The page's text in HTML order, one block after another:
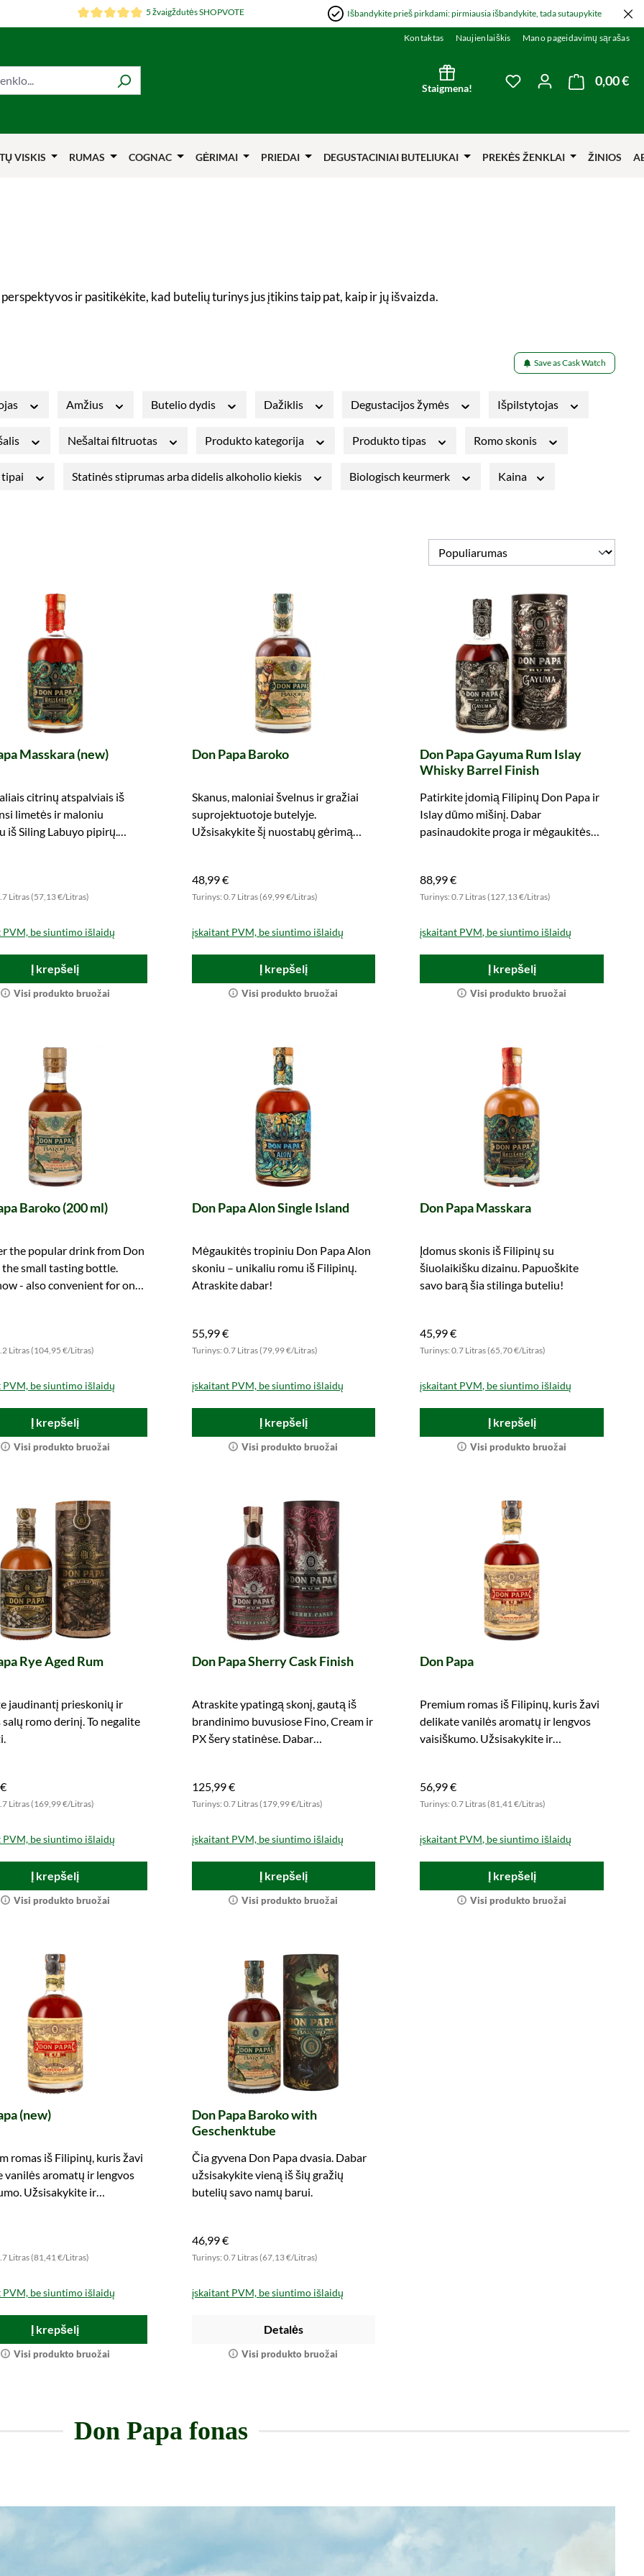
5 žvaigždutės SHOPVOTE Išbandykite prieš pirkdami: pirmiausia išbandykite, tada sutaupykite
Kontaktas Naujienlaiškis Mano pageidavimų sąrašas
Staigmena!
You have 0 wishlist
0,00 €
VISKIS RUMAS COGNAC GĖRIMAI PRIEDAI DEGUSTACINIAI BUTELIUKAI PREKĖS ŽENKLAI ŽINIOS
ir pasitikėkite, kad butelių turinys jus įtikins taip pat, kaip ir jų išvaizda.
Save as Cask Watch
Amžius Butelio dydis Dažiklis Degustacijos žymės Išpilstytojas
Nešaltai filtruotas Produkto kategorija Produkto tipas Romo skonis
Statinės stiprumas arba didelis alkoholio kiekis Biologisch keurmerk Kaina
Masskara (new)
citrinų atspalviais iš
limetės ir maloniu
iš Siling Labuyo pipirų.
Litras (57,13 €/Litras)
PVM, be siuntimo išlaidų
Į krepšelį
Visi produkto bruožai
Don Papa Baroko
Skanus, maloniai švelnus ir gražiai
suprojektuotoje butelyje.
Užsisakykite šį nuostabų gėrimą
48,99 €
Turinys: 0.7 Litras (69,99 €/Litras)
įskaitant PVM, be siuntimo išlaidų
Į krepšelį
Visi produkto bruožai
Don Papa Gayuma Rum Islay
Whisky Barrel Finish
Patirkite įdomią Filipinų Don Papa ir
Islay dūmo mišinį. Dabar
pasinaudokite proga ir mėgaukitės
88,99 €
Turinys: 0.7 Litras (127,13 €/Litras)
įskaitant PVM, be siuntimo išlaidų
Į krepšelį
Visi produkto bruožai
Baroko (200 ml)
the popular drink from Don
the small tasting bottle.
- also convenient for on-
Litras (104,95 €/Litras)
PVM, be siuntimo išlaidų
Į krepšelį
Visi produkto bruožai
Don Papa Alon Single Island
Mėgaukitės tropiniu Don Papa Alon
skoniu – unikaliu romu iš Filipinų.
Atraskite dabar!
55,99 €
Turinys: 0.7 Litras (79,99 €/Litras)
įskaitant PVM, be siuntimo išlaidų
Į krepšelį
Visi produkto bruožai
Don Papa Masskara
Įdomus skonis iš Filipinų su
šiuolaikišku dizainu. Papuoškite
savo barą šia stilinga buteliu!
45,99 €
Turinys: 0.7 Litras (65,70 €/Litras)
įskaitant PVM, be siuntimo išlaidų
Į krepšelį
Visi produkto bruožai
Rye Aged Rum
jaudinantį prieskonių ir
salų romo derinį. To negalite
Litras (169,99 €/Litras)
PVM, be siuntimo išlaidų
Į krepšelį
Visi produkto bruožai
Don Papa Sherry Cask Finish
Atraskite ypatingą skonį, gautą iš
brandinimo buvusiose Fino, Cream ir
PX šery statinėse. Dabar
125,99 €
Turinys: 0.7 Litras (179,99 €/Litras)
įskaitant PVM, be siuntimo išlaidų
Į krepšelį
Visi produkto bruožai
Don Papa
Premium romas iš Filipinų, kuris žavi
delikate vanilės aromatų ir lengvos
vaisiškumo. Užsisakykite ir
56,99 €
Turinys: 0.7 Litras (81,41 €/Litras)
įskaitant PVM, be siuntimo išlaidų
Į krepšelį
Visi produkto bruožai
(new)
romas iš Filipinų, kuris žavi
vanilės aromatų ir lengvos
Užsisakykite ir
Litras (81,41 €/Litras)
PVM, be siuntimo išlaidų
Į krepšelį
Visi produkto bruožai
Don Papa Baroko with
Geschenktube
Čia gyvena Don Papa dvasia. Dabar
užsisakykite vieną iš šių gražių
butelių savo namų barui.
46,99 €
Turinys: 0.7 Litras (67,13 €/Litras)
įskaitant PVM, be siuntimo išlaidų
Detalės
Visi produkto bruožai
Don Papa fonas